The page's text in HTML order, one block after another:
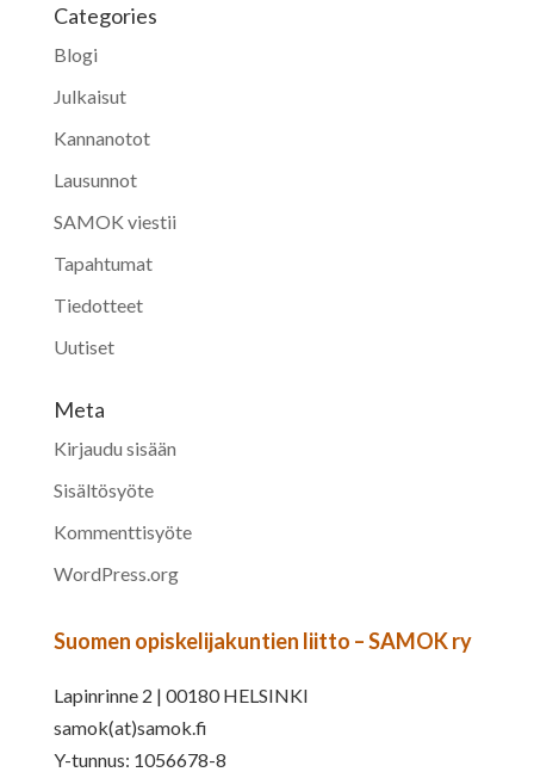
Categories
Blogi
Julkaisut
Kannanotot
Lausunnot
SAMOK viestii
Tapahtumat
Tiedotteet
Uutiset
Meta
Kirjaudu sisään
Sisältösyöte
Kommenttisyöte
WordPress.org
Suomen opiskelijakuntien liitto – SAMOK ry
Lapinrinne 2 | 00180 HELSINKI
samok(at)samok.fi
Y-tunnus: 1056678-8